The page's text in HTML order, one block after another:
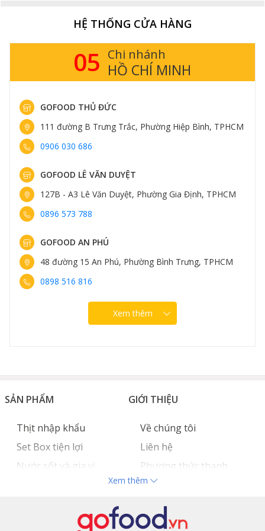
trình nấu. Sốt sẽ tạo lớp phủ hương vị phong phú và
Mẹo: Để món ăn thêm phần thú vị, có thể thêm một
chút ớt băm nhỏ hoặc hạt tiêu vào sốt.
Hãy thử ngay sốt lươn Nhật của Gofood và trải nghiệm
sự khác biệt trong từng món ăn của bạn!
Hãy gọi ngay hệ thống cửa hàng thực phẩm nhập khẩu
Gofood để đặt hàng và được tư vấn nhanh nhất!
Gofood ship hàng tận nơi tại Hà Nội, Hồ Chí Minh và
các tỉnh lân cận.
GOFOOD - THỰC PHẨM NHẬP KHẨU
Hotline đặt hàng: 1900 3220
Hệ thống cửa hàng:
https://gofood.vn/chi-tiet-cua-
hang
Follow Zalo OA
Gofood:https://zalo.me/4157003793909825791
HỆ THỐNG CỬA HÀNG
05 Chi nhánh
HỒ CHÍ MINH
GOFOOD THỦ ĐỨC
111 đường B Trưng Trắc, Phường Hiệp Bình, TPHCM
0906 030 686
GOFOOD LÊ VĂN DUYỆT
127B - A3 Lê Văn Duyệt, Phường Gia Định, TPHCM
0896 573 788
GOFOOD AN PHÚ
48 đường 15 An Phú, Phường Bình Trưng, TPHCM
0898 516 816
Xem thêm
SẢN PHẨM
Thịt nhập khẩu
Set Box tiện lợi
Nước sốt và gia vị
GIỚI THIỆU
Về chúng tôi
Liên hệ
Phương thức thanh
toán
Tuyển dụng
Xem thêm